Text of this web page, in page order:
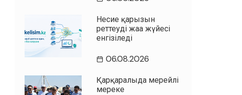
Несие қарызын
реттеудің жаңа жүйесі
енгізіледі
06.08.2026
Қарқаралыда мерейлі
мереке